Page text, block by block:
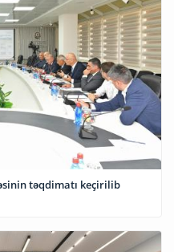
təqdimatı keçirilib